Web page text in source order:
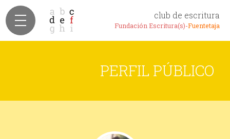
club de escritura
Fundación Escritura(s)-Fuentetaja
PERFIL PÚBLICO